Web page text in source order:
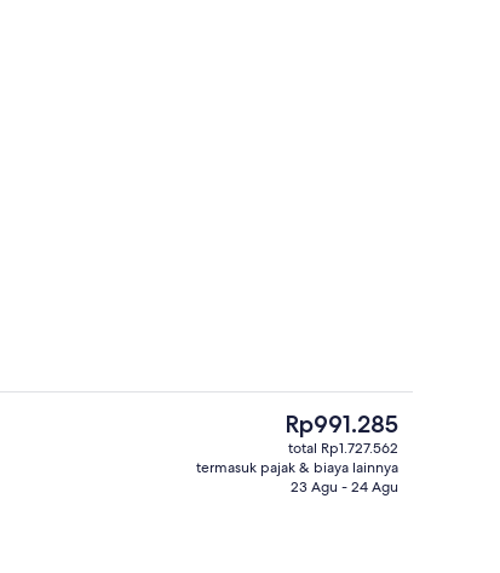
5 bar/lounge
Harga
saat
ini
Rp991.285
Rp991.285
total Rp1.727.562
termasuk pajak & biaya lainnya
23 Agu - 24 Agu